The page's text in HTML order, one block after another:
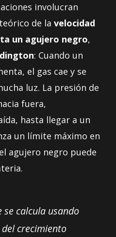
involucran
de la velocidad
un agujero negro,
: Cuando un
el gas cae y se
luz. La presión de
fuera,
hasta llegar a un
un límite máximo en
agujero negro puede
se calcula usando
crecimiento